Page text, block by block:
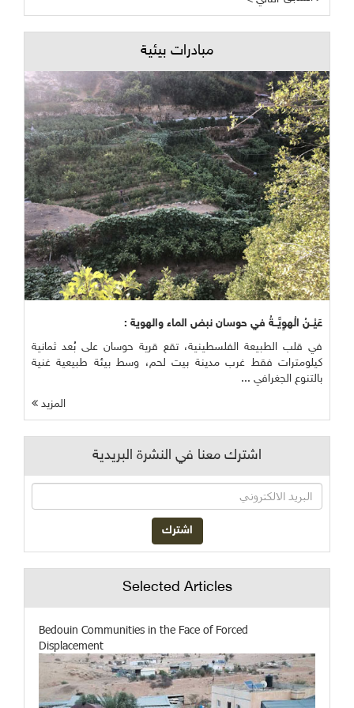
مبادرات بيئية
عَيْــنُ الْهوِيَّــةُ في حوسان نبض الماء والهوية :
في قلب الطبيعة الفلسطينية، تقع قرية حوسان على بُعد ثمانية
كيلومترات فقط غرب مدينة بيت لحم، وسط بيئة طبيعية غنية
بالتنوع الجغرافي ...
المزيد
اشترك معنا في النشرة البريدية
Selected Articles
Bedouin Communities in the Face of Forced
Displacement